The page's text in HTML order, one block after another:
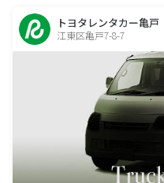
トヨタレンタカー亀戸
江東区亀戸7-8-7